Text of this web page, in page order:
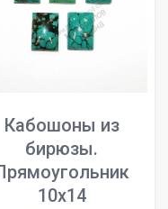
Кабошоны из
бирюзы.
10х14